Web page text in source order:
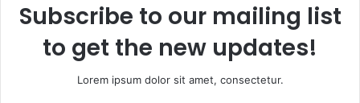
Subscribe to our mailing list
to get the new updates!
Lorem ipsum dolor sit amet, consectetur.